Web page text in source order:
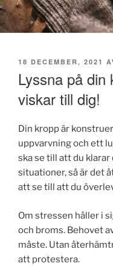
PUBLICERAT
18 DECEMBER, 2021
Lyssna på din
viskar till dig!
Din kropp är
uppvarvning och ett
ska se till att du
situationer, så är det
att se till att du
Om stressen håller i
och broms. Behovet
måste. Utan
att protestera.